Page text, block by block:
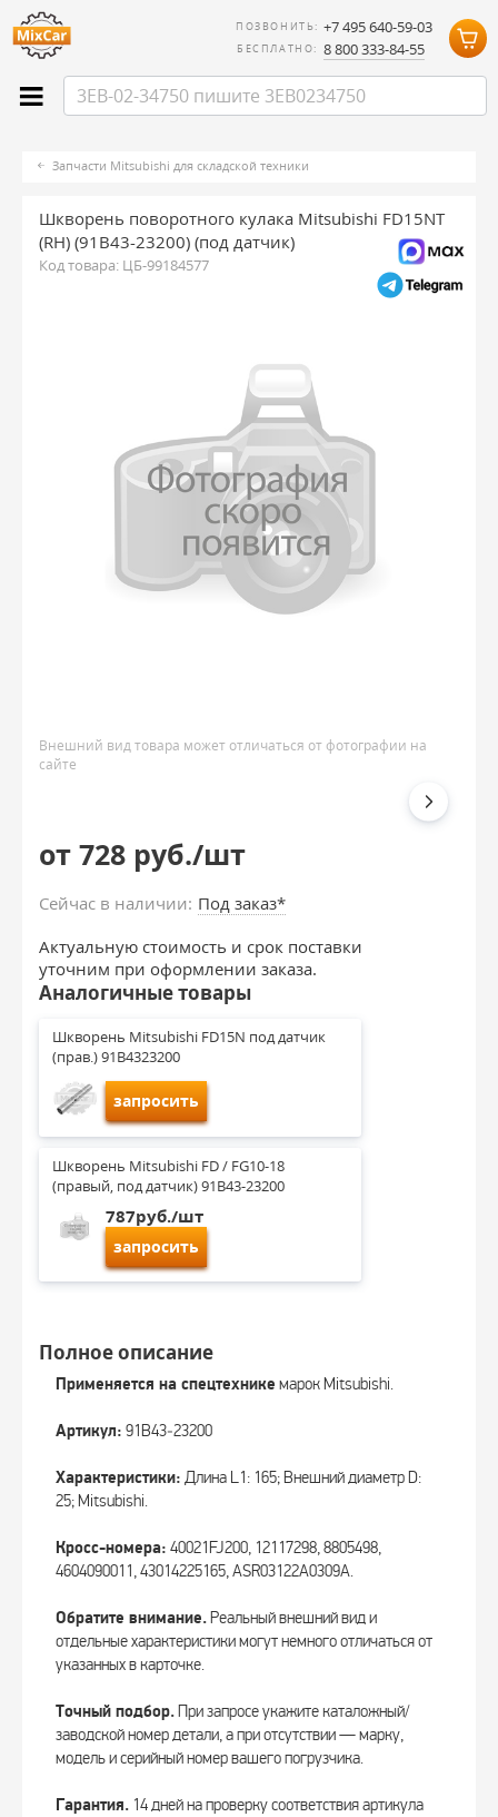
ПОЗВОНИТЬ: +7 495 640-59-03
БЕСПЛАТНО: 8 800 333-84-55
Запчасти Mitsubishi для складской техники
Шкворень поворотного кулака Mitsubishi FD15NT
(RH) (91B43-23200) (под датчик)
Код товара: ЦБ-99184577
Внешний вид товара может отличаться от фотографии на
сайте
от 728 руб./шт
Сейчас в наличии: Под заказ*
Актуальную стоимость и срок поставки
уточним при оформлении заказа.
Аналогичные товары
Шкворень Mitsubishi FD15N под датчик
(прав.) 91B4323200
запросить
Шкворень Mitsubishi FD / FG10-18
(правый, под датчик) 91B43-23200
787руб./шт
запросить
Полное описание
Применяется на спецтехнике марок Mitsubishi.
Артикул: 91B43‑23200
Характеристики: Длина L1: 165; Внешний диаметр D:
25; Mitsubishi.
Кросс-номера: 40021FJ200, 12117298, 8805498,
4604090011, 43014225165, ASR03122A0309A.
Обратите внимание.Реальный внешний вид и
отдельные характеристики могут немного отличаться от
указанных в карточке.
Точный подбор.При запросе укажите каталожный/
заводской номер детали, а при отсутствии — марку,
модель и серийный номер вашего погрузчика.
Гарантия. 14 дней на проверку соответствия артикула